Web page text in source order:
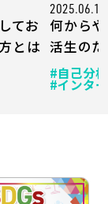
てお
とは
2025.06.17
何から
活生の
#自己分析
#インタ